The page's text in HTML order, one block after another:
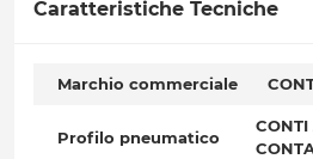
Caratteristiche Tecniche
Marchio commerciale
Profilo pneumatico
CONTI